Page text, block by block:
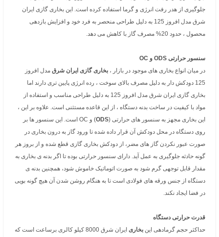
جلوگیری از هدر رفت انرژی و گرما استفاده کرده است. این بخاری گازی ایران
شرق مدل افروز 125 به دلیل طراحی منحصر به فرد خود و افزایش بازدهی
محصول ، حدود 20% مصرف گاز با کاهش می دهد.
سنسور حرارتی ODS و OC
در میان انواع بخاری های موجود در بازار ، بخاری گازی ایران شرق مدل افروز
125 دودکش دار به دلیل مصرف بالای سوخت ، رده انرژی پایین تری دارند اما
بخاری گازی ایران شرق مدل افروز 125 به دلیل طراحی مناسب و استفاده از
مواد با کیفیت در ساخت بدنه دستگاه ، از این قاعده مستثنی است. علاوه بر این ،
این بخاری مجهز به سنسور های حرارتی (ODS
) و OC است. این سنسور ها بر
روی دستگاه در محل دودکش آن قرار داده شده تا ورود گاز به درون بخاری در
صورت عبور نکردن گاز های مضر، از دودکش بخاری گازی قطع شده و از بروز هر
گونه حادثه جلوگیری به عمل آید. دارای سنسور حرارتی بوده تا اگر بدنه ی بخاری به
مقدار قابل توجهی گرم شود به صورت اتوماتیک خاموش شود، همچنین بدنه ی
دستگاه از جنس ورقه های فولادی است تا به هنگام روشن شدن آن هیچ گونه بویی
در فضا ایجاد نکند.
قدرت حرارتی دستگاه
حداکثر حجم گرمادهی این بخاری ایران شرق 8000 کیلو کالری برساعت است که